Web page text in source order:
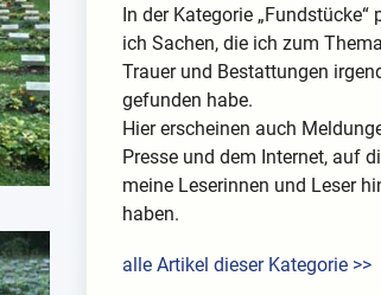
In der Kategorie „Fundstücke“
ich Sachen, die ich zum
Trauer und Bestattungen
gefunden habe.
Hier erscheinen auch
Presse und dem Internet, auf
meine Leserinnen und Leser
haben.
alle Artikel dieser Kategorie >>